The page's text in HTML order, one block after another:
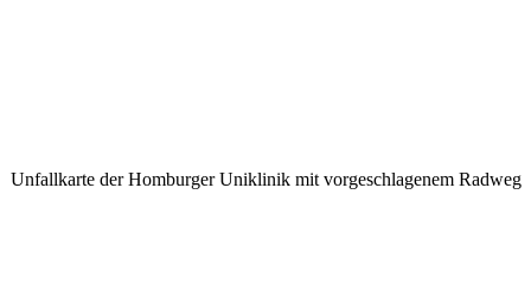
Unfallkarte der Homburger Uniklinik mit vorgeschlagenem Radweg